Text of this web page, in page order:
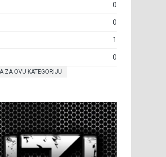
0
0
1
0
ZA OVU KATEGORIJU